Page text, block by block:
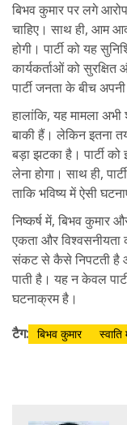
बिभव कुमार पर लगे
चाहिए। साथ ही, आम
होगी। पार्टी को यह
कार्यकर्ताओं को
पार्टी जनता के बीच
हालांकि, यह मामला
बाकी हैं। लेकिन इतना
बड़ा झटका है। पार्टी
लेना होगा। साथ ही,
ताकि भविष्य में ऐसी
निष्कर्ष में, बिभव कुमार
एकता और विश्वसनीयता
संकट से कैसे निपटती है
पाती है। यह न केवल
घटनाक्रम है।
टैग: बिभव कुमार स्वाति